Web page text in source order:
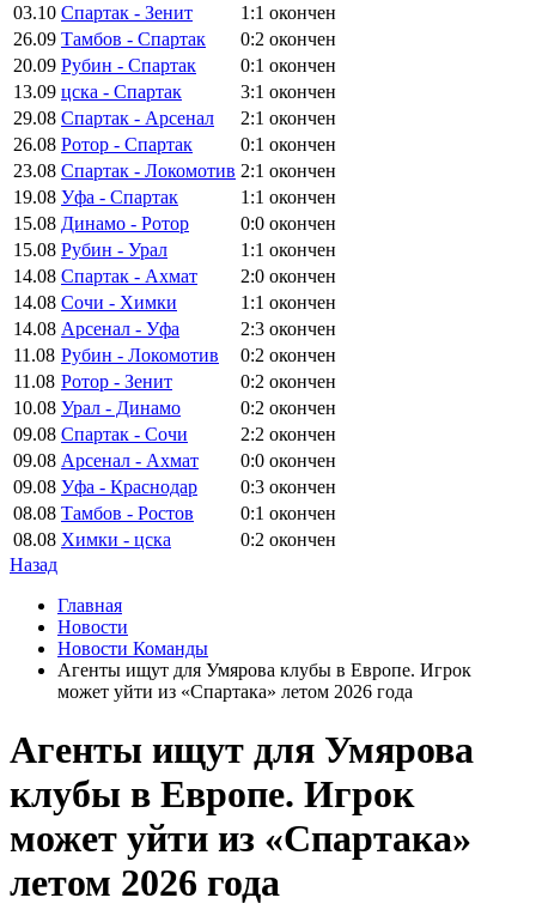
03.10 Спартак - Зенит 1:1 окончен
26.09 Тамбов - Спартак 0:2 окончен
20.09 Рубин - Спартак 0:1 окончен
13.09 цска - Спартак 3:1 окончен
29.08 Спартак - Арсенал 2:1 окончен
26.08 Ротор - Спартак 0:1 окончен
23.08 Спартак - Локомотив 2:1 окончен
19.08 Уфа - Спартак 1:1 окончен
15.08 Динамо - Ротор 0:0 окончен
15.08 Рубин - Урал 1:1 окончен
14.08 Спартак - Ахмат 2:0 окончен
14.08 Сочи - Химки 1:1 окончен
14.08 Арсенал - Уфа 2:3 окончен
11.08 Рубин - Локомотив 0:2 окончен
11.08 Ротор - Зенит 0:2 окончен
10.08 Урал - Динамо 0:2 окончен
09.08 Спартак - Сочи 2:2 окончен
09.08 Арсенал - Ахмат 0:0 окончен
09.08 Уфа - Краснодар 0:3 окончен
08.08 Тамбов - Ростов 0:1 окончен
08.08 Химки - цска 0:2 окончен
Назад
Главная
Новости
Новости Команды
Агенты ищут для Умярова клубы в Европе. Игрок
может уйти из «Спартака» летом 2026 года
Агенты ищут для Умярова
клубы в Европе. Игрок
может уйти из «Спартака»
летом 2026 года